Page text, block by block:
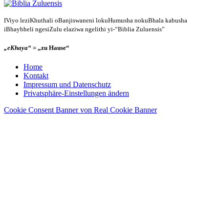
IViyo leziKhuthali oBanjiswaneni lokuHumusha nokuBhala kabusha
iBhaybheli ngesiZulu elaziwa ngelithi yi-“Biblia Zuluensis”
„eKhaya“ = „zu Hause“
Home
Kontakt
Impressum und Datenschutz
Privatsphäre-Einstellungen ändern
Cookie Consent Banner von Real Cookie Banner